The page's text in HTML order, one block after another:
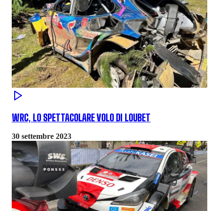
WRC, LO SPETTACOLARE VOLO DI LOUBET
30 settembre 2023